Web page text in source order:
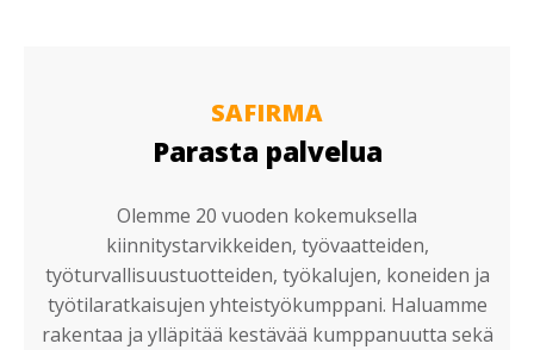
SAFIRMA
Parasta palvelua
Olemme 20 vuoden kokemuksella
kiinnitystarvikkeiden, työvaatteiden,
työturvallisuustuotteiden, työkalujen, koneiden ja
työtilaratkaisujen yhteistyökumppani. Haluamme
rakentaa ja ylläpitää kestävää kumppanuutta sekä